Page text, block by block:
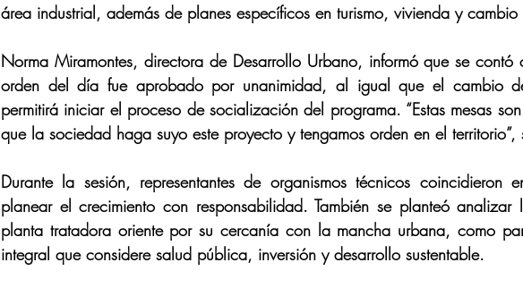
área industrial, además de planes específicos en turismo, vivienda y
Norma Miramontes, directora de Desarrollo Urbano, informó que se contó
orden del día fue aprobado por unanimidad, al igual que el cambio
permitirá iniciar el proceso de socialización del programa. “Estas mesas
que la sociedad haga suyo este proyecto y tengamos orden en el territorio”,
Durante la sesión, representantes de organismos técnicos coincidieron
planear el crecimiento con responsabilidad. También se planteó
planta tratadora oriente por su cercanía con la mancha urbana, como
integral que considere salud pública, inversión y desarrollo sustentable.